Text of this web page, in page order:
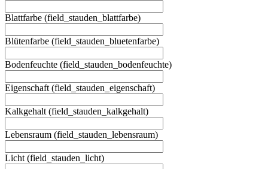
Blattfarbe (field_stauden_blattfarbe)
Blütenfarbe (field_stauden_bluetenfarbe)
Bodenfeuchte (field_stauden_bodenfeuchte)
Eigenschaft (field_stauden_eigenschaft)
Kalkgehalt (field_stauden_kalkgehalt)
Lebensraum (field_stauden_lebensraum)
Licht (field_stauden_licht)